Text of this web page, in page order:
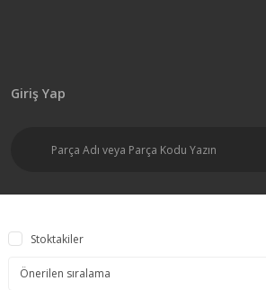
Giriş Yap
Stoktakiler